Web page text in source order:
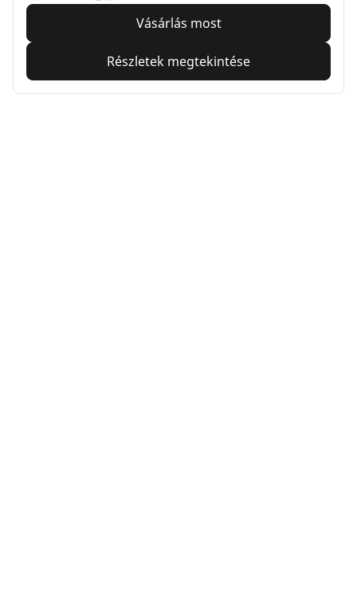
Vásárlás most
Részletek megtekintése